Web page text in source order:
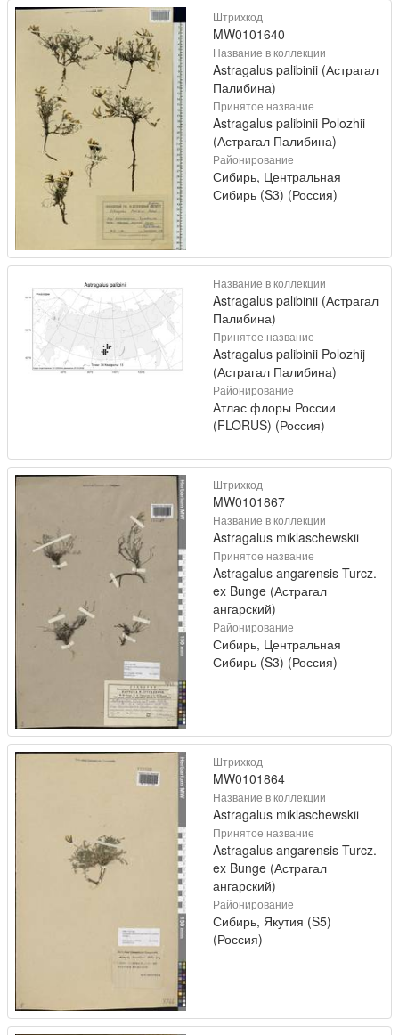
Штрихкод
MW0101640
Название в коллекции
Astragalus palibinii (Астрагал
Палибина)
Принятое название
Astragalus palibinii Polozhii
(Астрагал Палибина)
Районирование
Сибирь, Центральная
Сибирь (S3) (Россия)
Название в коллекции
Astragalus palibinii (Астрагал
Палибина)
Принятое название
Astragalus palibinii Polozhij
(Астрагал Палибина)
Районирование
Атлас флоры России
(FLORUS) (Россия)
Штрихкод
MW0101867
Название в коллекции
Astragalus miklaschewskii
Принятое название
Astragalus angarensis Turcz.
ex Bunge (Астрагал
ангарский)
Районирование
Сибирь, Центральная
Сибирь (S3) (Россия)
Штрихкод
MW0101864
Название в коллекции
Astragalus miklaschewskii
Принятое название
Astragalus angarensis Turcz.
ex Bunge (Астрагал
ангарский)
Районирование
Сибирь, Якутия (S5)
(Россия)